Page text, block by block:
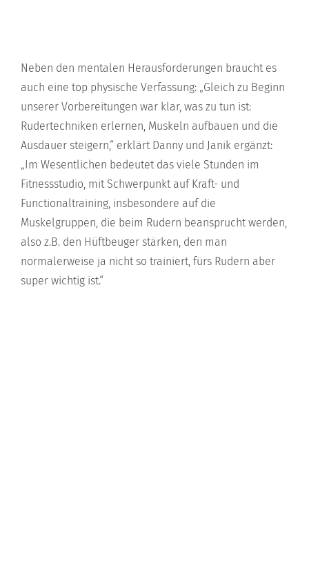
Neben den mentalen Herausforderungen braucht es
auch eine top physische Verfassung: „Gleich zu Beginn
unserer Vorbereitungen war klar, was zu tun ist:
Rudertechniken erlernen, Muskeln aufbauen und die
Ausdauer steigern,“ erklärt Danny und Janik ergänzt:
„Im Wesentlichen bedeutet das viele Stunden im
Fitnessstudio, mit Schwerpunkt auf Kraft- und
Functionaltraining, insbesondere auf die
Muskelgruppen, die beim Rudern beansprucht werden,
also z.B. den Hüftbeuger stärken, den man
normalerweise ja nicht so trainiert, fürs Rudern aber
super wichtig ist.“